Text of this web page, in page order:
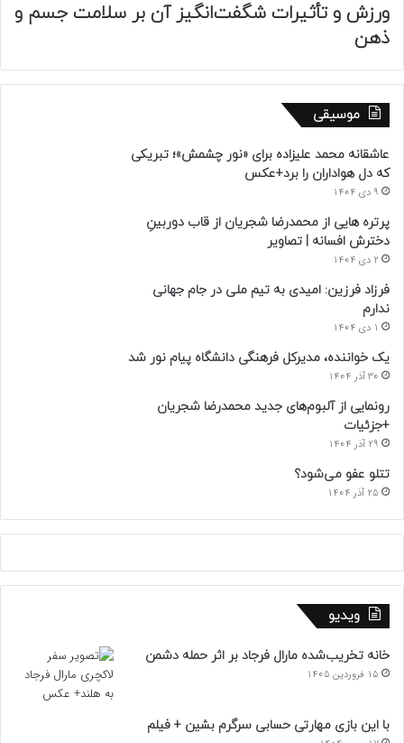
ورزش و تأثیرات شگفت‌انگیز آن بر سلامت جسم و
ذهن
موسیقی
عاشقانه محمد علیزاده برای «نور چشمش»؛ تبریکی
که دل هواداران را برد+عکس
9 دی 1404
پرتره هایی از محمدرضا شجریان از قاب دوربینِ
دخترش افسانه | تصاویر
2 دی 1404
فرزاد فرزین: امیدی به تیم ملی در جام جهانی
ندارم
1 دی 1404
یک خواننده، مدیرکل فرهنگی دانشگاه پیام نور شد
30 آذر 1404
رونمایی از آلبوم‌های جدید محمدرضا شجریان
+جزئیات
29 آذر 1404
تتلو عفو می‌شود؟
25 آذر 1404
ویدیو
خانه تخریب‌شده مارال فرجاد بر اثر حمله دشمن
15 فروردین 1405
با این بازی مهارتی حسابی سرگرم بشین + فیلم